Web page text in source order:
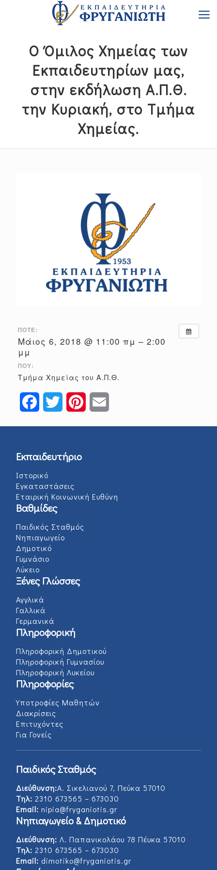
Ο Όμιλος Χημείας των
Εκπαιδευτηρίων μας,
στην εκδήλωση Α.Π.Θ.
την Κυριακή, στο Τμήμα
Χημείας.
ΠΌΤΕ:
Μάιος 6, 2018 @ 11:00 πμ – 2:00
μμ
ΠΟΎ:
Τμήμα Χημείας του Α.Π.Θ.
FacebookTwitter Pinterest
Εκπαιδευτήριο
Ιστορικό
Εγκαταστάσεις
Εταιρική Κοινωνική Ευθύνη
Βαθμίδες
Παιδικός Σταθμός
Νηπιαγωγείο
Δημοτικό
Γυμνάσιο
Λύκειο
Ξένες Γλώσσες
Αγγλικά
Γαλλικά
Γερμανικά
Πληροφορική
Πληροφορική Δημοτικού
Πληροφορική Γυμνασίου
Πληροφορική Λυκείου
Πληροφορίες
Υποτροφίες Μαθητών
Διακρίσεις
Επιτυχόντες
Για Γονείς
Παιδικός Σταθμός
Διεύθυνση:Α. Σικελιανού 7, Πεύκα 57010
Τηλ: 2310 673565 – 673030
Email: nipia@fryganiotis.gr
Νηπιαγωγείο & Δημοτικό
Διεύθυνση: Λ. Παπανικολάου 78 Πέυκα 57010
Τηλ: 2310 673565 – 673030
Email: dimotiko@fryganiotis.gr